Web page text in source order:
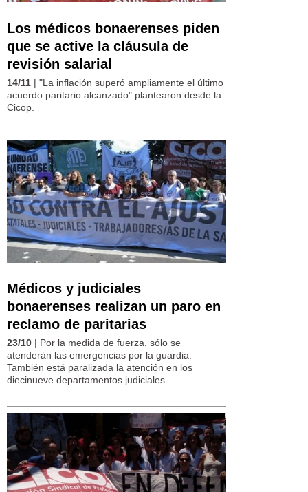
Los médicos bonaerenses piden
que se active la cláusula de
revisión salarial
14/11 | "La inflación superó ampliamente el último
acuerdo paritario alcanzado" plantearon desde la
Cicop.
Médicos y judiciales
bonaerenses realizan un paro en
reclamo de paritarias
23/10 | Por la medida de fuerza, sólo se
atenderán las emergencias por la guardia.
También está paralizada la atención en los
diecinueve departamentos judiciales.